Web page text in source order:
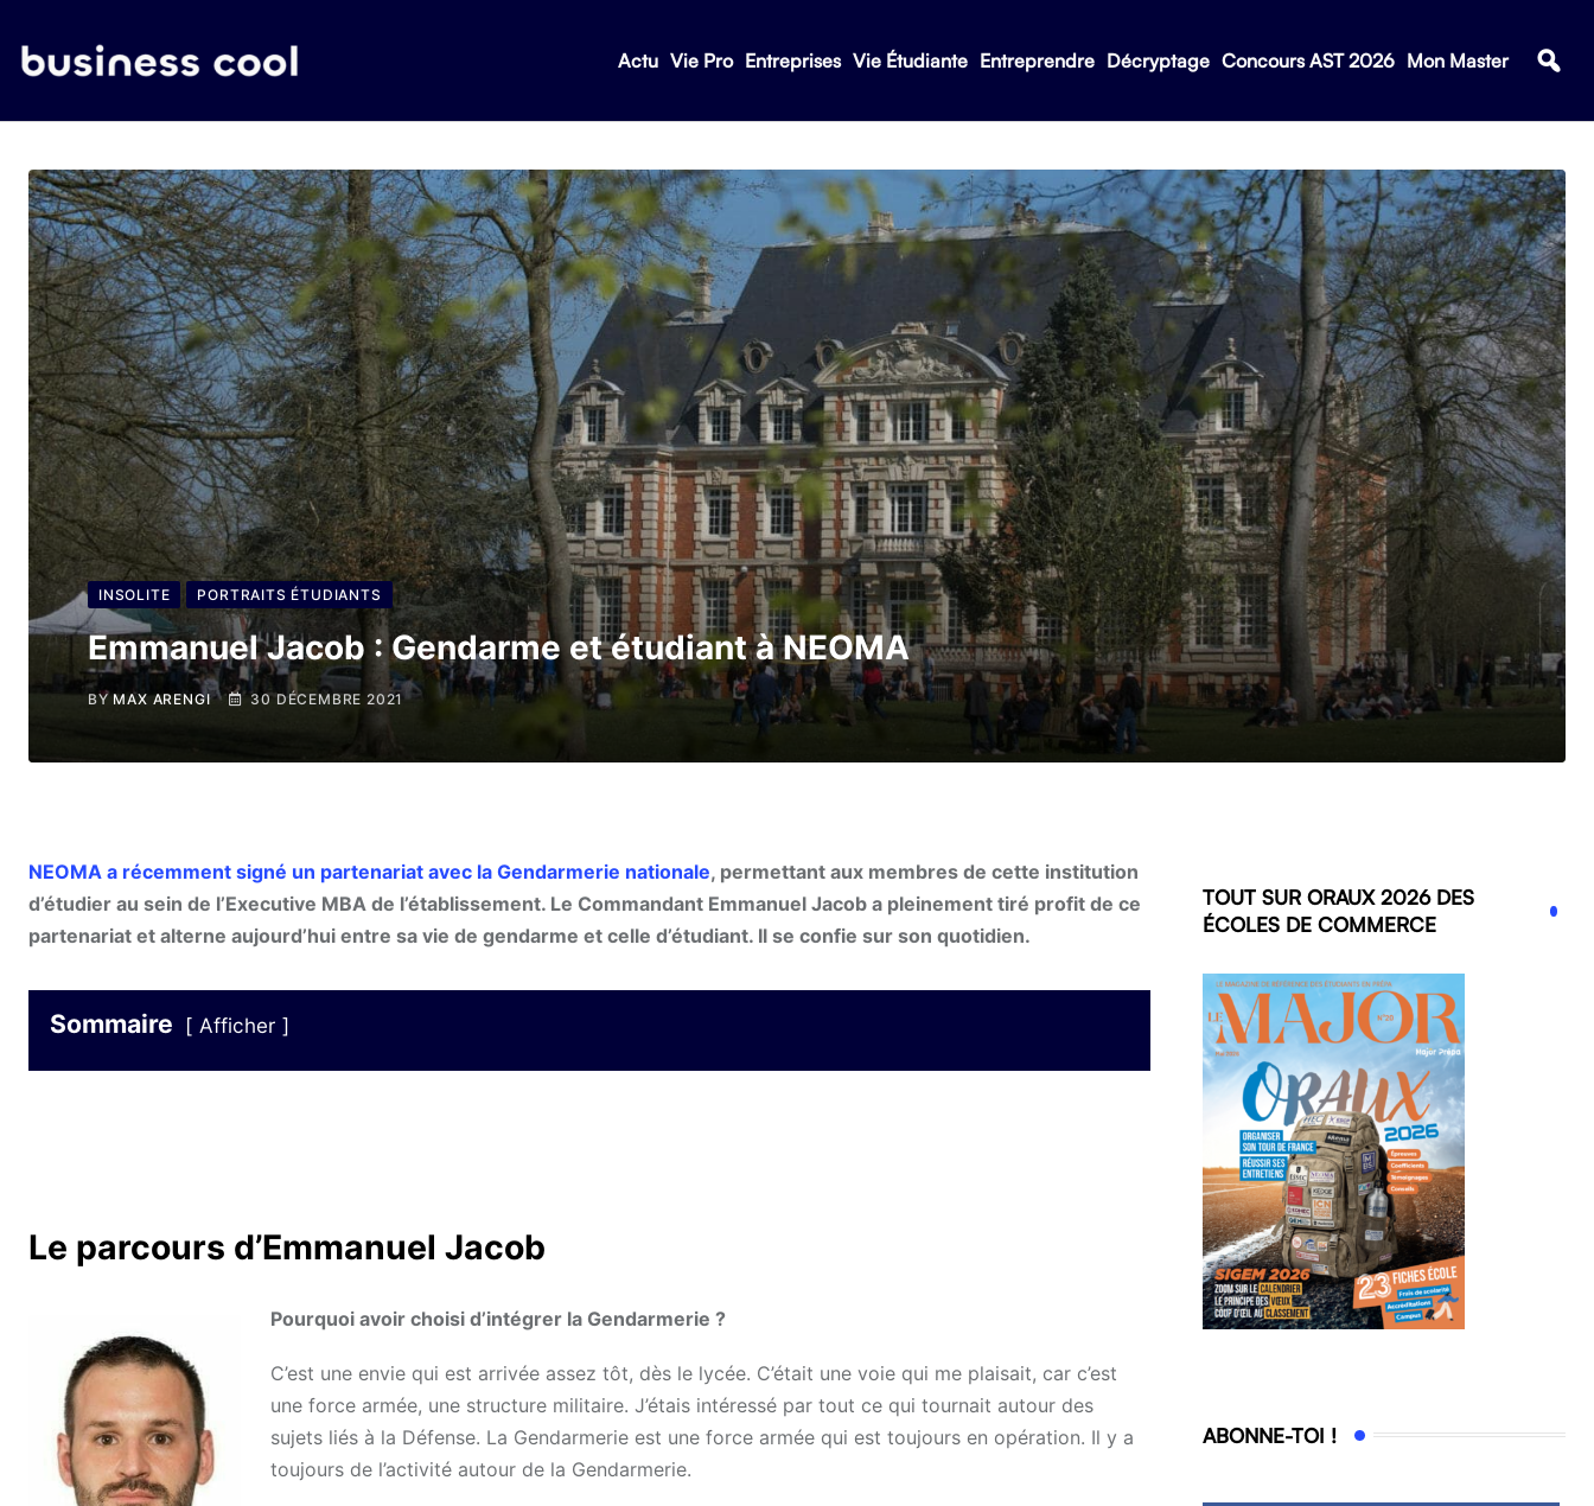
Actu Vie Pro Entreprises Vie Étudiante Entreprendre Décryptage Concours AST 2026 Mon Master
INSOLITE PORTRAITS ÉTUDIANTS
Emmanuel Jacob : Gendarme et étudiant à NEOMA
BYMAX ARENGI 30 DÉCEMBRE 2021
NEOMA a récemment signé un partenariat avec la Gendarmerie nationale, permettant aux membres de cette institution
d’étudier au sein de l’Executive MBA de l’établissement. Le Commandant Emmanuel Jacob a pleinement tiré profit de ce
partenariat et alterne aujourd’hui entre sa vie de gendarme et celle d’étudiant. Il se confie sur son quotidien.
Sommaire Afficher
Le parcours d’Emmanuel Jacob
Pourquoi avoir choisi d’intégrer la Gendarmerie ?
C’est une envie qui est arrivée assez tôt, dès le lycée. C’était une voie qui me plaisait, car c’est
une force armée, une structure militaire. J’étais intéressé par tout ce qui tournait autour des
sujets liés à la Défense. La Gendarmerie est une force armée qui est toujours en opération. Il y a
toujours de l’activité autour de la Gendarmerie.
TOUT SUR ORAUX 2026 DES
ÉCOLES DE COMMERCE
ABONNE-TOI !